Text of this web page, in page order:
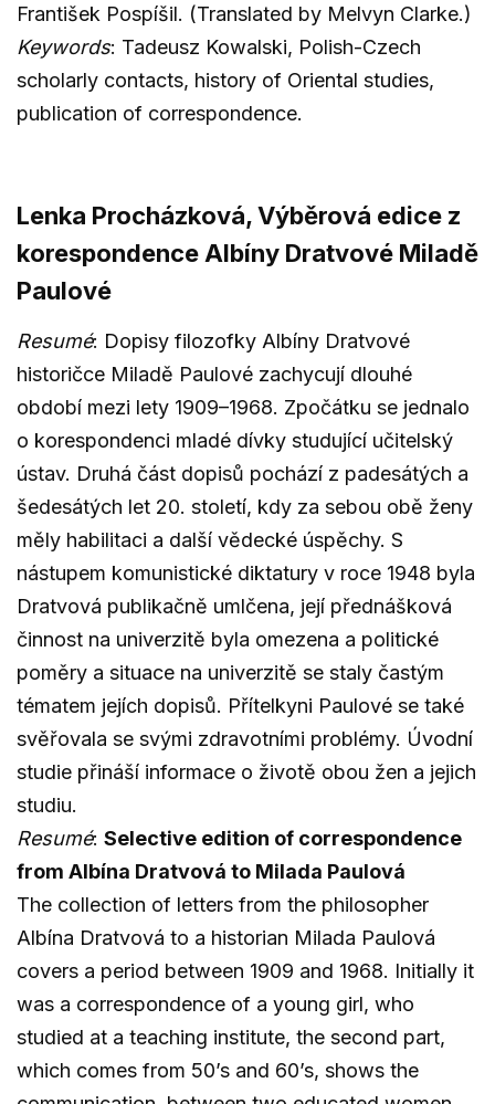
František Pospíšil. (Translated by Melvyn Clarke.)
Keywords: Tadeusz Kowalski, Polish-Czech
scholarly contacts, history of Oriental studies,
publication of correspondence.
Lenka Procházková, Výběrová edice z
korespondence Albíny Dratvové Miladě
Paulové
Resumé: Dopisy filozofky Albíny Dratvové
historičce Miladě Paulové zachycují dlouhé
období mezi lety 1909–1968. Zpočátku se jednalo
o korespondenci mladé dívky studující učitelský
ústav. Druhá část dopisů pochází z padesátých a
šedesátých let 20. století, kdy za sebou obě ženy
měly habilitaci a další vědecké úspěchy. S
nástupem komunistické diktatury v roce 1948 byla
Dratvová publikačně umlčena, její přednášková
činnost na univerzitě byla omezena a politické
poměry a situace na univerzitě se staly častým
tématem jejích dopisů. Přítelkyni Paulové se také
svěřovala se svými zdravotními problémy. Úvodní
studie přináší informace o životě obou žen a jejich
studiu.
Resumé: Selective edition of correspondence
from Albína Dratvová to Milada Paulová
The collection of letters from the philosopher
Albína Dratvová to a historian Milada Paulová
covers a period between 1909 and 1968. Initially it
was a correspondence of a young girl, who
studied at a teaching institute, the second part,
which comes from 50’s and 60’s, shows the